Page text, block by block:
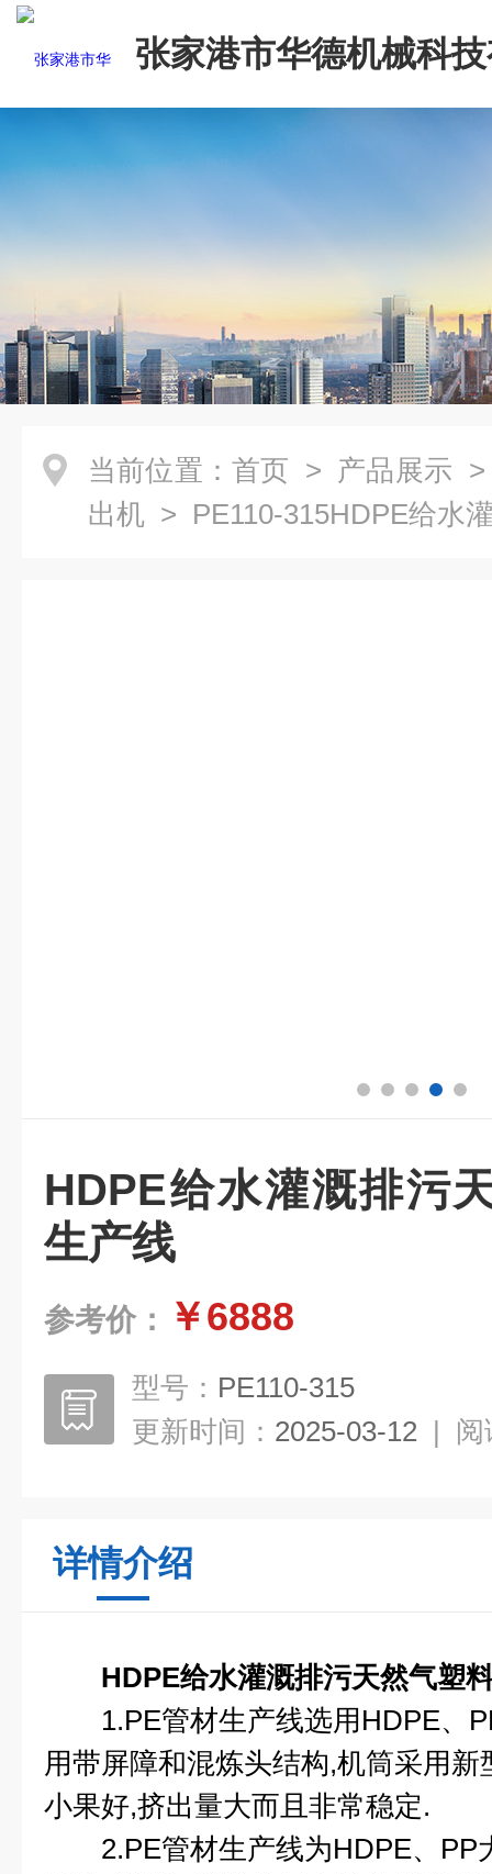
张家港市华德机械科
司
当前位置： 首页 > 产品展示
出机 > PE110-315HDPE给水
HDPE给水灌溉排污
生产线
参考价： ￥6888
型号： PE110-315
更新时间： 2025-03-12 | 阅
详情介绍
HDPE给水灌溉排污天然气塑
1.PE管材生产线选用HDPE、
用带屏障和混炼头结构,机筒采用
小果好,挤出量大而且非常稳定.
2.PE管材生产线为HDPE、PP